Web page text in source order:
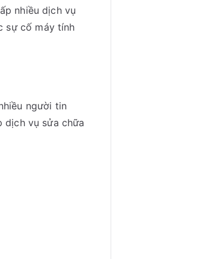
nhiều dịch vụ
sự cố máy tính
người tin
dịch vụ sửa chữa